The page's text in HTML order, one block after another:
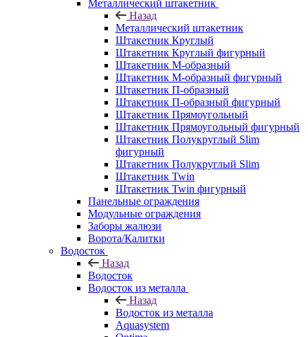
Металлический штакетник
Назад
Металлический штакетник
Штакетник Круглый
Штакетник Круглый фигурный
Штакетник М-образный
Штакетник М-образный фигурный
Штакетник П-образный
Штакетник П-образный фигурный
Штакетник Прямоугольный
Штакетник Прямоугольный фигурный
Штакетник Полукруглый Slim
фигурный
Штакетник Полукруглый Slim
Штакетник Twin
Штакетник Twin фигурный
Панельные ограждения
Модульные ограждения
Заборы жалюзи
Ворота/Калитки
Водосток
Назад
Водосток
Водосток из металла
Назад
Водосток из металла
Aquasystem